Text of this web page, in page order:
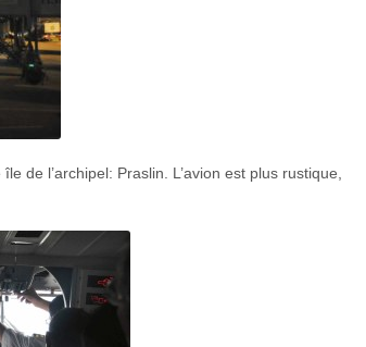
de l’archipel: Praslin. L’avion est plus rustique,